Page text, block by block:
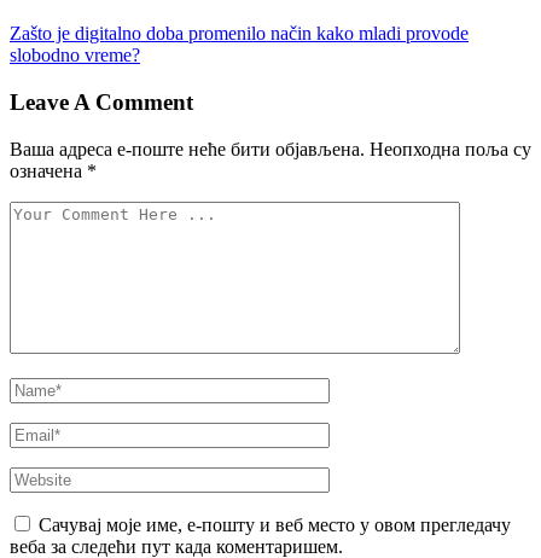
Zašto je digitalno doba promenilo način kako mladi provode
slobodno vreme?
Leave A Comment
Ваша адреса е-поште неће бити објављена. Неопходна поља су
означена *
Сачувај моје име, е-пошту и веб место у овом прегледачу
веба за следећи пут када коментаришем.